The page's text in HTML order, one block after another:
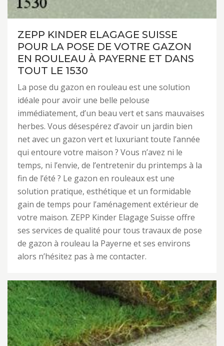
ZEPP KINDER ELAGAGE SUISSE
POUR LA POSE DE VOTRE GAZON
EN ROULEAU À PAYERNE ET DANS
TOUT LE 1530
La pose du gazon en rouleau est une solution
idéale pour avoir une belle pelouse
immédiatement, d’un beau vert et sans mauvaises
herbes. Vous désespérez d’avoir un jardin bien
net avec un gazon vert et luxuriant toute l’année
qui entoure votre maison ? Vous n’avez ni le
temps, ni l’envie, de l’entretenir du printemps à la
fin de l’été ? Le gazon en rouleaux est une
solution pratique, esthétique et un formidable
gain de temps pour l’aménagement extérieur de
votre maison. ZEPP Kinder Elagage Suisse offre
ses services de qualité pour tous travaux de pose
de gazon à rouleau la Payerne et ses environs
alors n’hésitez pas à me contacter.